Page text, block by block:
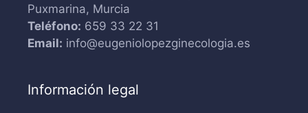
Puxmarina, Murcia
Teléfono: 659 33 22 31
Email: info@eugeniolopezginecologia.es
Información legal